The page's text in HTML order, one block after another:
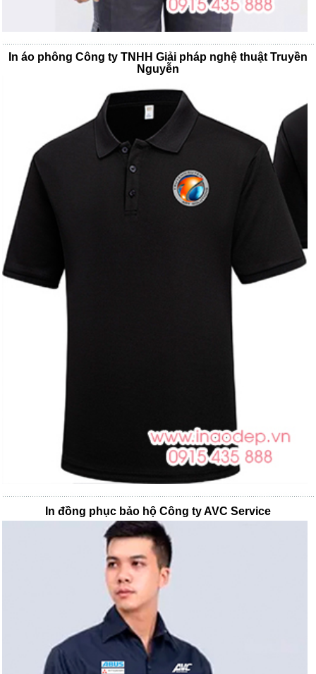
In áo phông Công ty TNHH Giải pháp nghệ thuật Truyền
Nguyễn
In đồng phục bảo hộ Công ty AVC Service